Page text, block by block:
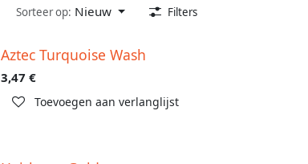
Sorteer op: Nieuw Filters
Aztec Turquoise Wash
3,47 €
Toevoegen aan verlanglijst